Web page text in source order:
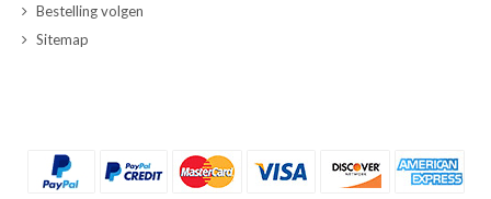
Bestelling volgen
Sitemap